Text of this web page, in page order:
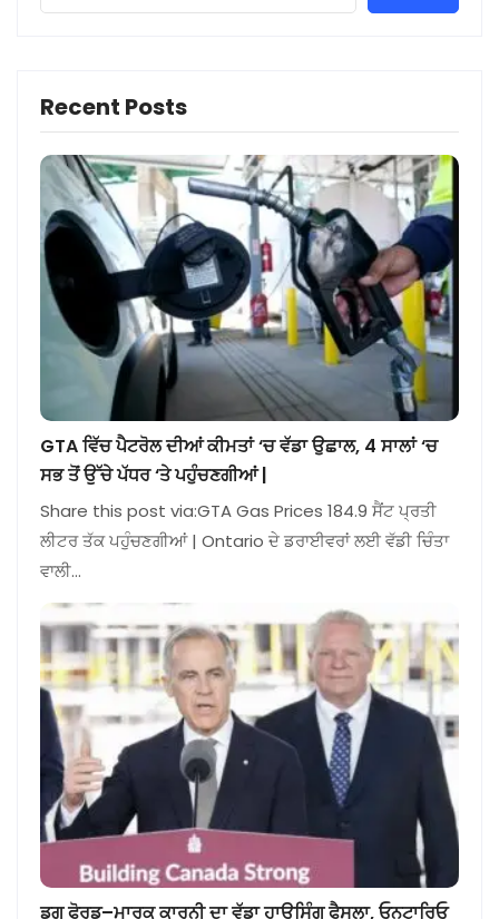
Recent Posts
GTA ਵਿੱਚ ਪੈਟਰੋਲ ਦੀਆਂ ਕੀਮਤਾਂ ‘ਚ ਵੱਡਾ ਉਛਾਲ, 4 ਸਾਲਾਂ ‘ਚ
ਸਭ ਤੋਂ ਉੱਚੇ ਪੱਧਰ ‘ਤੇ ਪਹੁੰਚਣਗੀਆਂ |
Share this post via:GTA Gas Prices 184.9 ਸੈਂਟ ਪ੍ਰਤੀ
ਲੀਟਰ ਤੱਕ ਪਹੁੰਚਣਗੀਆਂ | Ontario ਦੇ ਡਰਾਈਵਰਾਂ ਲਈ ਵੱਡੀ ਚਿੰਤਾ
ਵਾਲੀ…
ਡਗ ਫੋਰਡ–ਮਾਰਕ ਕਾਰਨੀ ਦਾ ਵੱਡਾ ਹਾਊਸਿੰਗ ਫੈਸਲਾ, ਓਨਟਾਰਿਓ